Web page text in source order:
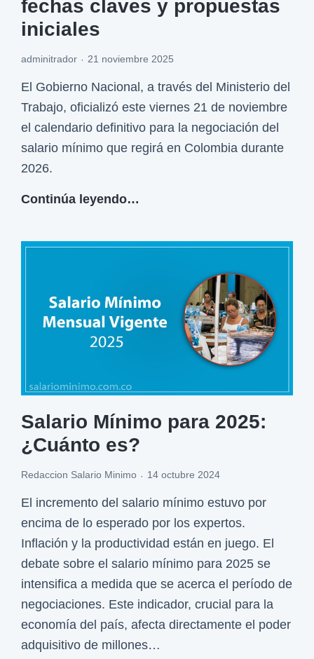
s
l
a
r
i
o
l
2
m
n
a
r
a
2
0
2
6
fechas claves y propuestas
iniciales
adminitrador 21 noviembre 2025
El Gobierno Nacional, a través del Ministerio del
Trabajo, oficializó este viernes 21 de noviembre
el calendario definitivo para la negociación del
salario mínimo que regirá en Colombia durante
2026.
Continúa leyendo…
o
g
r
e
l
l
a
r
i
o
m
í
n
Salario Mínimo para 2025:
¿Cuánto es?
Redaccion Salario Minimo 14 octubre 2024
El incremento del salario mínimo estuvo por
encima de lo esperado por los expertos.
Inflación y la productividad están en juego. El
debate sobre el salario mínimo para 2025 se
intensifica a medida que se acerca el período de
negociaciones. Este indicador, crucial para la
economía del país, afecta directamente el poder
adquisitivo de millones…